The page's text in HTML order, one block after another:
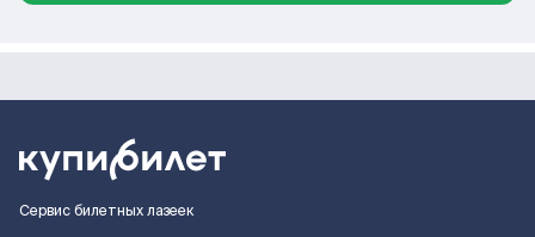
Сервис билетных лазеек